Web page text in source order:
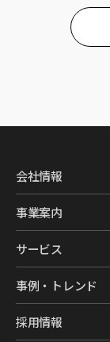
会社情報
事業案内
サービス
事例・トレンド
採用情報